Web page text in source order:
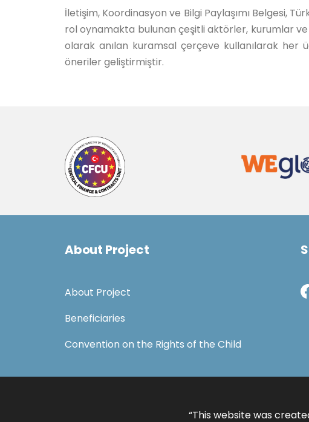
İletişim, Koordinasyon ve Bilgi Paylaşımı Belgesi,
rol oynamakta bulunan çeşitli aktörler, kurumlar ve
olarak anılan kuramsal çerçeve kullanılarak her
öneriler geliştirmiştir.
About Project
About Project
Beneficiaries
Convention on the Rights of the Child
“This website was